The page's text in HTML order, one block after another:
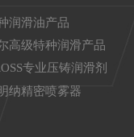
润滑油产品
高级特种润滑产品
专业压铸润滑剂
纳精密喷雾器